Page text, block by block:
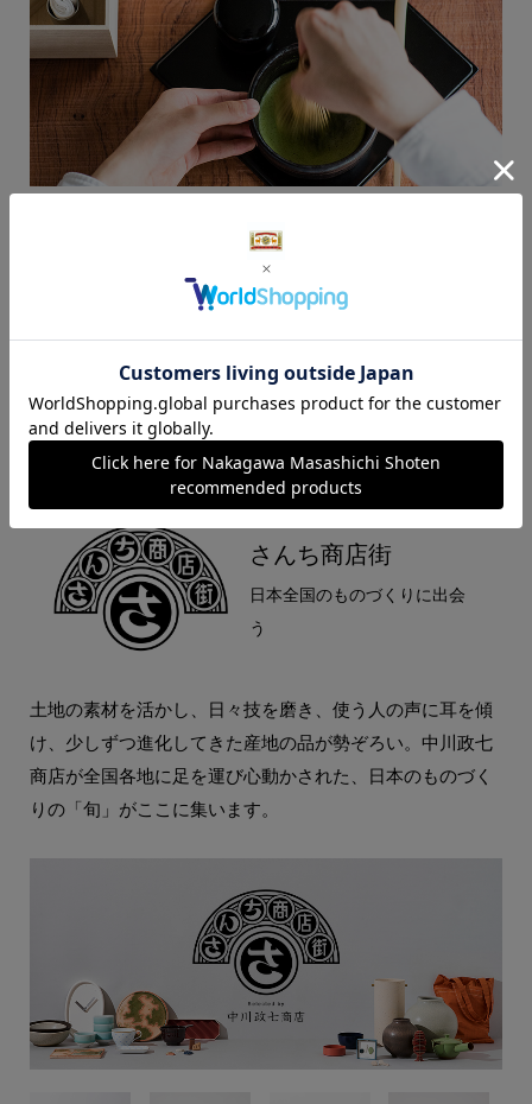
詳細はこちら
さんち商店街
日本全国のものづくりに出会
う
土地の素材を活かし、日々技を磨き、使う人の声に耳を傾
け、少しずつ進化してきた産地の品が勢ぞろい。中川政七
商店が全国各地に足を運び心動かされた、日本のものづく
りの「旬」がここに集います。